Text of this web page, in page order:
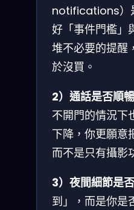
notifications）
好「事件門檻」
堆不必要的提
於沒買。
2）通話是否順
不開門的情況下
下降，你更願意
而不是只有攝影
3）夜間細節是
到」，而是你是